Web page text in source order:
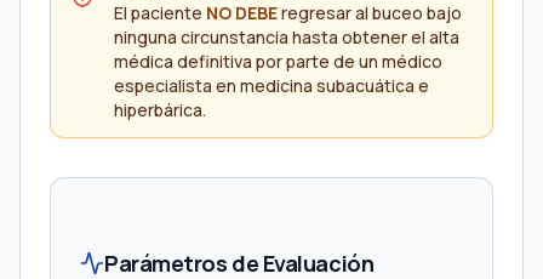
El paciente NO DEBEregresar al buceo bajo
ninguna circunstancia hasta obtener el alta
médica definitiva por parte de un médico
especialista en medicina subacuática e
hiperbárica.
Parámetros de Evaluación